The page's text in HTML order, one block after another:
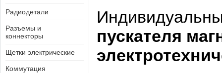
Радиодетали
Разъемы и
коннекторы
Щетки электрические
Коммутация
пускателя